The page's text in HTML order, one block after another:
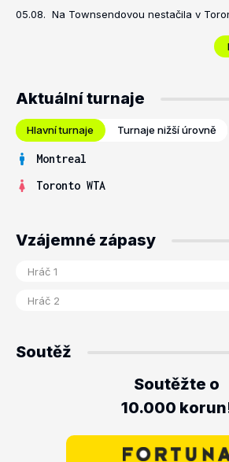
05.08. Na Townsendovou nestačila v
Aktuální turnaje
Hlavní turnaje Turnaje nižší úrovně
Montreal
Toronto WTA
Vzájemné zápasy
Soutěž
Soutěžte o
10.000